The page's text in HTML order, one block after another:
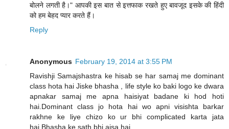
बोलने लगती है।" आपकी इस बात से इत्तफाक रखते हुए बावजूद इसके की हिंदी
को हम बेहद प्यार करते हैं।
Reply
Anonymous February 19, 2014 at 3:55 PM
Ravishji Samajshastra ke hisab se har samaj me dominant
class hota hai Jiske bhasha , life style ko baki logo ke dwara
apnakar samaj me apna haisiyat badane ki hod hoti
hai.Dominant class jo hota hai wo apni visishta barkar
rakhne ke liye chizo ko ur bhi complicated karta jata
hai.Bhasha ke sath bhi aisa hai.